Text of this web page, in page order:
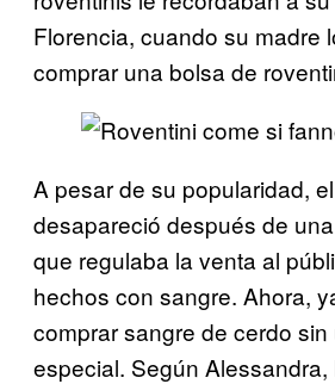
Florencia, cuando su madre
comprar una bolsa de
A pesar de su popularidad,
desapareció después de
que regulaba la venta al
hechos con sangre. Ahora,
comprar sangre de cerdo
especial. Según